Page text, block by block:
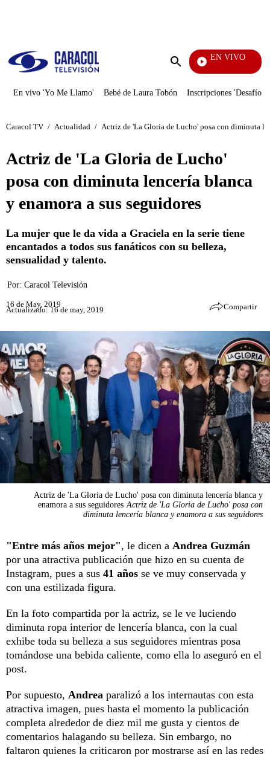
Enviar
EN VIVO
Noticias Caracol
En vivo 'Yo Me Llamo' Bebé de Laura Tobón Inscripciones 'Desafío'
Caracol TV / Actualidad / Actriz de 'La Gloria de Lucho' posa con diminuta
Actriz de 'La Gloria de Lucho'
posa con diminuta lencería blanca
y enamora a sus seguidores
La mujer que le da vida a Graciela en la serie tiene
encantados a todos sus fanáticos con su belleza,
sensualidad y talento.
Por: Caracol Televisión
16 de May, 2019
Actualizado: 16 de may, 2019 Compartir
Actriz de 'La Gloria de Lucho' posa con diminuta lencería blanca y
enamora a sus seguidores Actriz de 'La Gloria de Lucho' posa con
diminuta lencería blanca y enamora a sus seguidores
"Entre más años mejor", le dicen a Andrea Guzmán
por una atractiva publicación que hizo en su cuenta de
Instagram, pues a sus 41 años se ve muy conservada y
con una estilizada figura.
En la foto compartida por la actriz, se le ve luciendo
diminuta ropa interior de lencería blanca, con la cual
exhibe toda su belleza a sus seguidores mientras posa
tomándose una bebida caliente, como ella lo aseguró en el
post.
Por supuesto, Andrea paralizó a los internautas con esta
atractiva imagen, pues hasta el momento la publicación
completa alrededor de diez mil me gusta y cientos de
comentarios halagando su belleza. Sin embargo, no
faltaron quienes la criticaron por mostrarse así en las redes